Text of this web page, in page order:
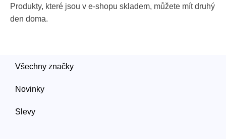
Produkty, které jsou v e-shopu skladem, můžete mít druhý
den doma.
Všechny značky
Novinky
Slevy